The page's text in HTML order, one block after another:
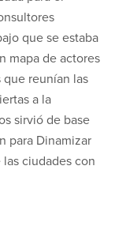
que se estaba
mapa de actores
reunían las
a la
sirvió de base
para Dinamizar
ciudades con